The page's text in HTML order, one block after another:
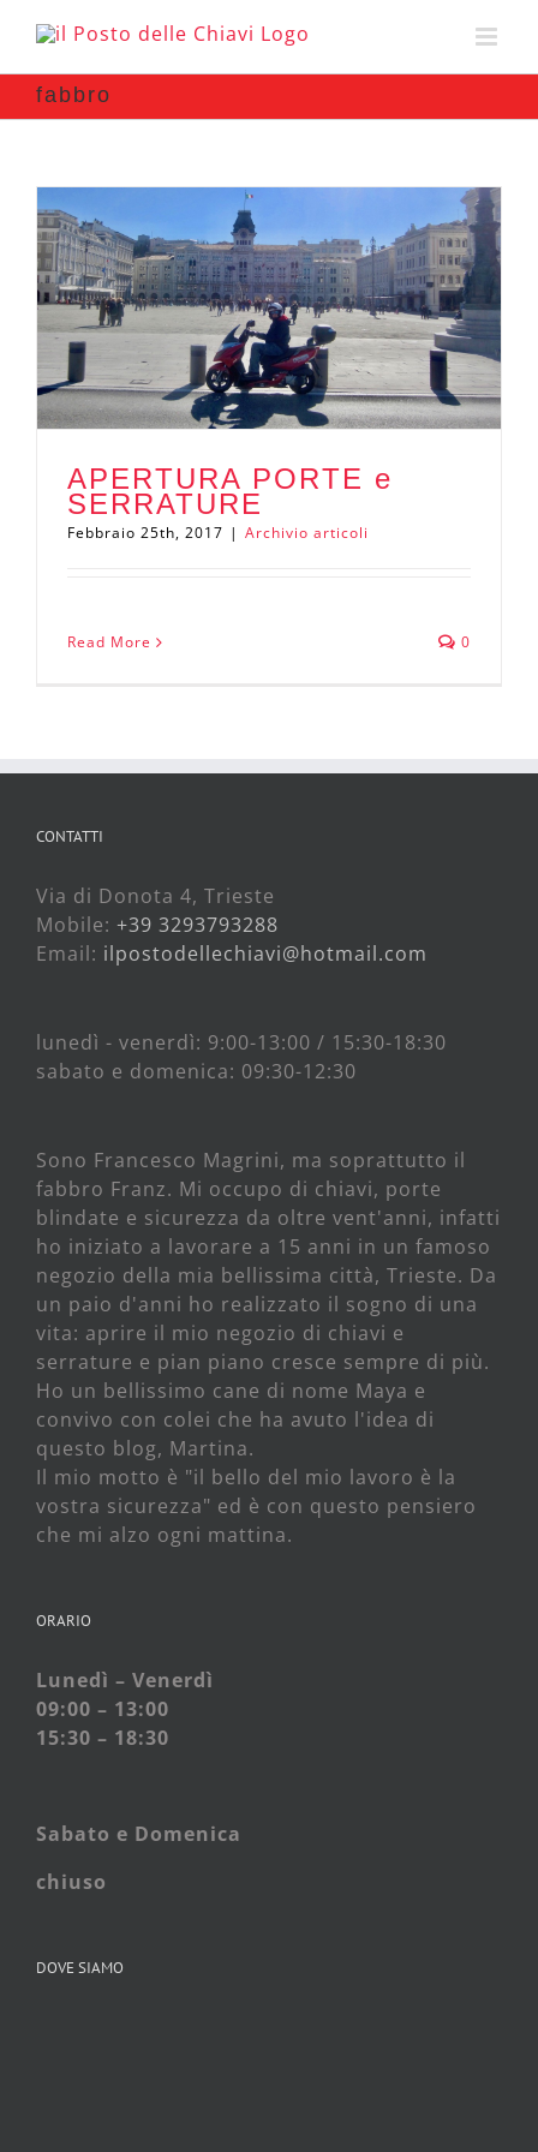
fabbro
APERTURA PORTE e
SERRATURE
Febbraio 25th, 2017 | Archivio articoli
Read More 0
CONTATTI
Via di Donota 4, Trieste
Mobile: +39 3293793288
Email: ilpostodellechiavi@hotmail.com
lunedì - venerdì: 9:00-13:00 / 15:30-18:30
sabato e domenica: 09:30-12:30
Sono Francesco Magrini, ma soprattutto il
fabbro Franz. Mi occupo di chiavi, porte
blindate e sicurezza da oltre vent'anni, infatti
ho iniziato a lavorare a 15 anni in un famoso
negozio della mia bellissima città, Trieste. Da
un paio d'anni ho realizzato il sogno di una
vita: aprire il mio negozio di chiavi e
serrature e pian piano cresce sempre di più.
Ho un bellissimo cane di nome Maya e
convivo con colei che ha avuto l'idea di
questo blog, Martina.
Il mio motto è "il bello del mio lavoro è la
vostra sicurezza" ed è con questo pensiero
che mi alzo ogni mattina.
ORARIO
Lunedì – Venerdì
09:00 – 13:00
15:30 – 18:30
Sabato e Domenica
chiuso
DOVE SIAMO